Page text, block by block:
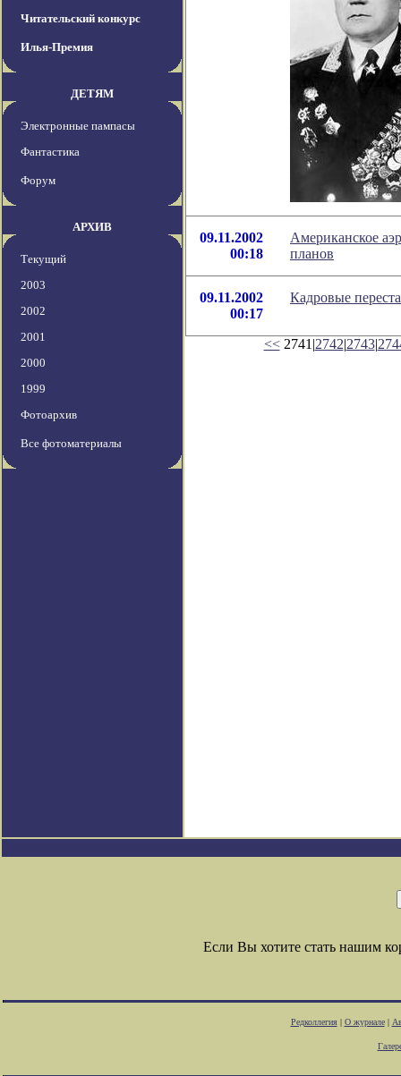
Читательский конкурс
Илья-Премия
ДЕТЯМ
Электронные пампасы
Фантастика
Форум
АРХИВ
Текущий
2003
2002
2001
2000
1999
Фотоархив
Все фотоматериалы
09.11.2002
00:18
Американское
планов
09.11.2002
00:17
Кадровые
<<2741|2742|2743|
Если Вы хотите стать нашим
Редколлегия| О журнале|